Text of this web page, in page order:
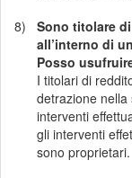
8)
Sono titolare
all’interno di
Posso
I titolari di
detrazione
interventi
gli interventi
sono proprietari.